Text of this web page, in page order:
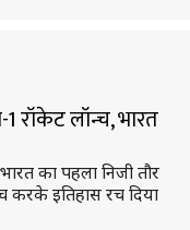
रॉकेट लॉन्च, भारत
का पहला निजी तौर
करके इतिहास रच दिया